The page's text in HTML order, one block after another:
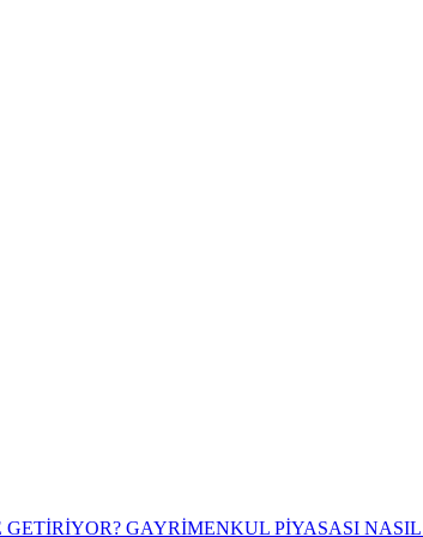
GAYRİMENKUL PİYASASI